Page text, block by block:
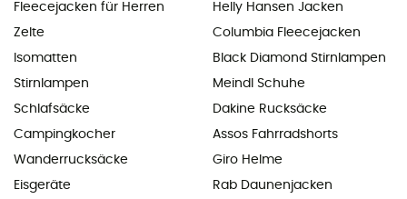
Fleecejacken für Herren
Zelte
Isomatten
Stirnlampen
Schlafsäcke
Campingkocher
Wanderrucksäcke
Eisgeräte
Helly Hansen Jacken
Columbia Fleecejacken
Black Diamond Stirnlampen
Meindl Schuhe
Dakine Rucksäcke
Assos Fahrradshorts
Giro Helme
Rab Daunenjacken